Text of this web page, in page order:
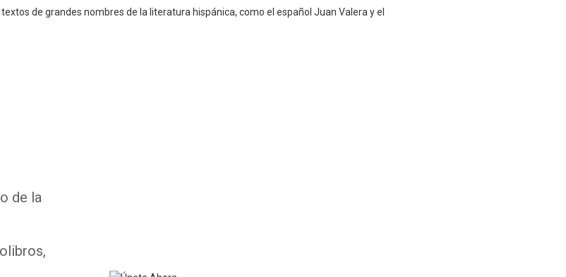
de grandes nombres de la literatura hispánica, como el español Juan Valera y el
de la